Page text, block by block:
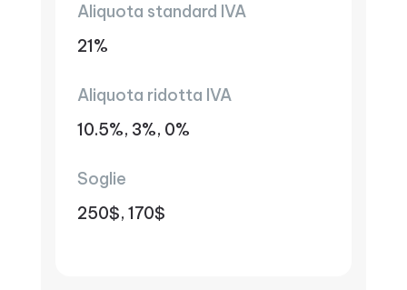
Aliquota standard IVA
21%
Aliquota ridotta IVA
10.5%, 3%, 0%
Soglie
250$, 170$